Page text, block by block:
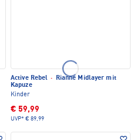
Active Rebel ·
Rianne Midlayer mit
Kapuze
Kinder
€ 59,99
UVP* € 89,99